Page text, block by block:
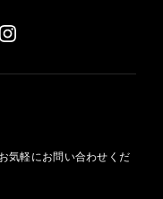
気軽にお問い合わせくだ